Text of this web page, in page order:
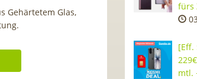
Gehärtetem Glas,
fürs
[Eff.
mtl.